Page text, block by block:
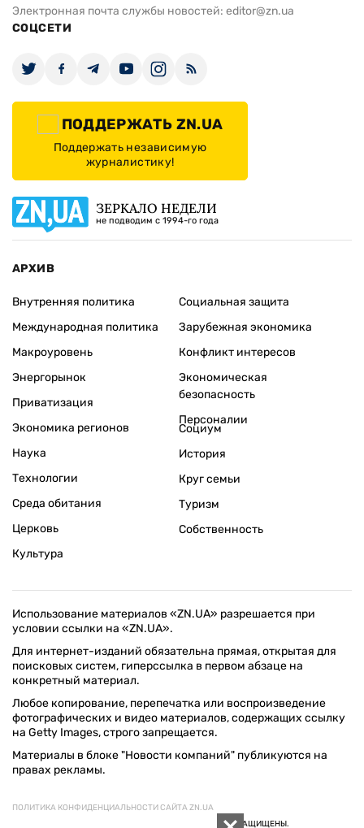
Электронная почта службы новостей: editor@zn.ua
СОЦСЕТИ
ПОДДЕРЖАТЬ ZN.UA
Поддержать независимую
журналистику!
ЗЕРКАЛО НЕДЕЛИ
не подводим с 1994-го года
АРХИВ
Внутренняя политика
Международная политика
Макроуровень
Энергорынок
Приватизация
Экономика регионов
Социальная защита
Зарубежная экономика
Конфликт интересов
Экономическая
безопасность
Персоналии
Наука
Технологии
Среда обитания
Церковь
Культура
Социум
История
Круг семьи
Туризм
Собственность
Использование материалов «ZN.UA» разрешается при
условии ссылки на «ZN.UA».
Для интернет-изданий обязательна прямая, открытая для
поисковых систем, гиперссылка в первом абзаце на
конкретный материал.
Любое копирование, перепечатка или воспроизведение
фотографических и видео материалов, содержащих ссылку
на Getty Images, строго запрещается.
Материалы в блоке "Новости компаний" публикуются на
правах рекламы.
ПОЛИТИКА КОНФИДЕНЦИАЛЬНОСТИ САЙТА ZN.UA
© 1994–2026 «ЗЕРКАЛО НЕДЕЛИ. УКРАИНА». ВСЕ ПРАВА ЗАЩИЩЕНЫ.